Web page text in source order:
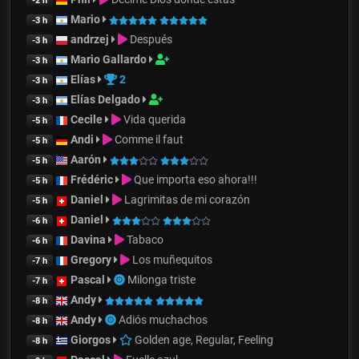
-3 h Mario
-3 h andrzej Después
-3 h Mario Gallardo
-3 h Elías 2
-3 h Elías Delgado
-5 h Cecile Vida querida
-5 h Andi Comme il faut
-5 h Aarón
-5 h Frédéric Que importa eso ahora!!!
-5 h Daniel Lagrimitas de mi corazón
-6 h Daniel
-6 h Davina Tabaco
-7 h Gregory Los muñequitos
-7 h Pascal Milonga triste
-8 h Andy
-8 h Andy Adiós muchachos
-8 h Giorgos Golden age, Regular, Feeling